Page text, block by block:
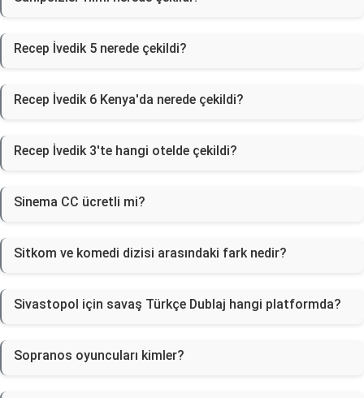
Recep İvedik 5 nerede çekildi?
Recep İvedik 6 Kenya'da nerede çekildi?
Recep İvedik 3'te hangi otelde çekildi?
Sinema CC ücretli mi?
Sitkom ve komedi dizisi arasındaki fark nedir?
Sivastopol için savaş Türkçe Dublaj hangi platformda?
Sopranos oyuncuları kimler?